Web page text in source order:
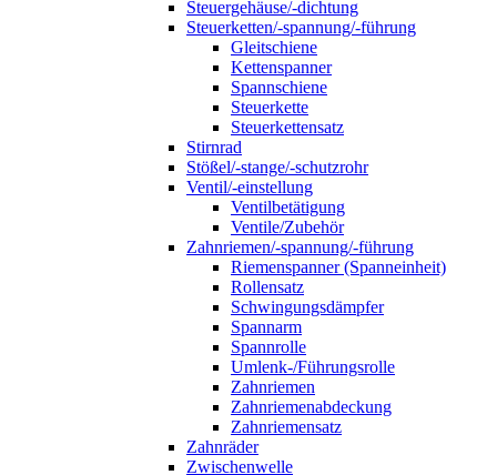
Steuergehäuse/-dichtung
Steuerketten/-spannung/-führung
Gleitschiene
Kettenspanner
Spannschiene
Steuerkette
Steuerkettensatz
Stirnrad
Stößel/-stange/-schutzrohr
Ventil/-einstellung
Ventilbetätigung
Ventile/Zubehör
Zahnriemen/-spannung/-führung
Riemenspanner (Spanneinheit)
Rollensatz
Schwingungsdämpfer
Spannarm
Spannrolle
Umlenk-/Führungsrolle
Zahnriemen
Zahnriemenabdeckung
Zahnriemensatz
Zahnräder
Zwischenwelle